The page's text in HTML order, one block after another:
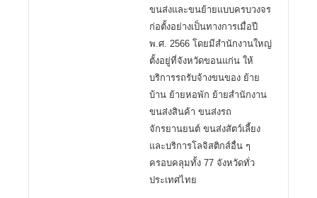
ขนส่งและขนย้ายแบบครบวงจร
ก่อตั้งอย่างเป็นทางการเมื่อปี
พ.ศ. 2566 โดยมีสำนักงานใหญ่
ตั้งอยู่ที่จังหวัดขอนแก่น ให้
บริการรถรับจ้างขนของ ย้าย
บ้าน ย้ายหอพัก ย้ายสำนักงาน
ขนส่งสินค้า ขนส่งรถ
จักรยานยนต์ ขนส่งสัตว์เลี้ยง
และบริการโลจิสติกส์อื่น ๆ
ครอบคลุมทั้ง 77 จังหวัดทั่ว
ประเทศไทย